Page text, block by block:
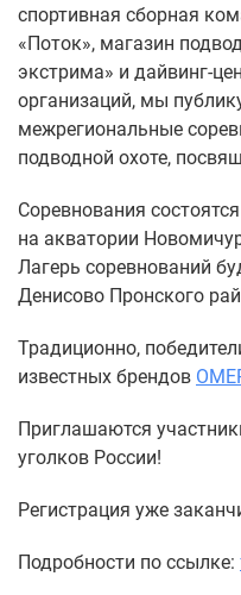
спортивная сборная
«Поток», магазин
экстрима» и дайвинг-
организаций, мы
межрегиональные
подводной охоте,
Соревнования состоятся
на акватории
Лагерь соревнований
Денисово Пронского
Традиционно,
известных брендов
Приглашаются
уголков России!
Регистрация уже
Подробности по ссылке: